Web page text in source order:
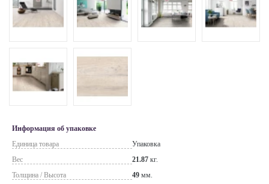
Информация об упаковке
Единица товара
Упаковка
Вес
21.87 кг.
Толщина / Высота
49 мм.